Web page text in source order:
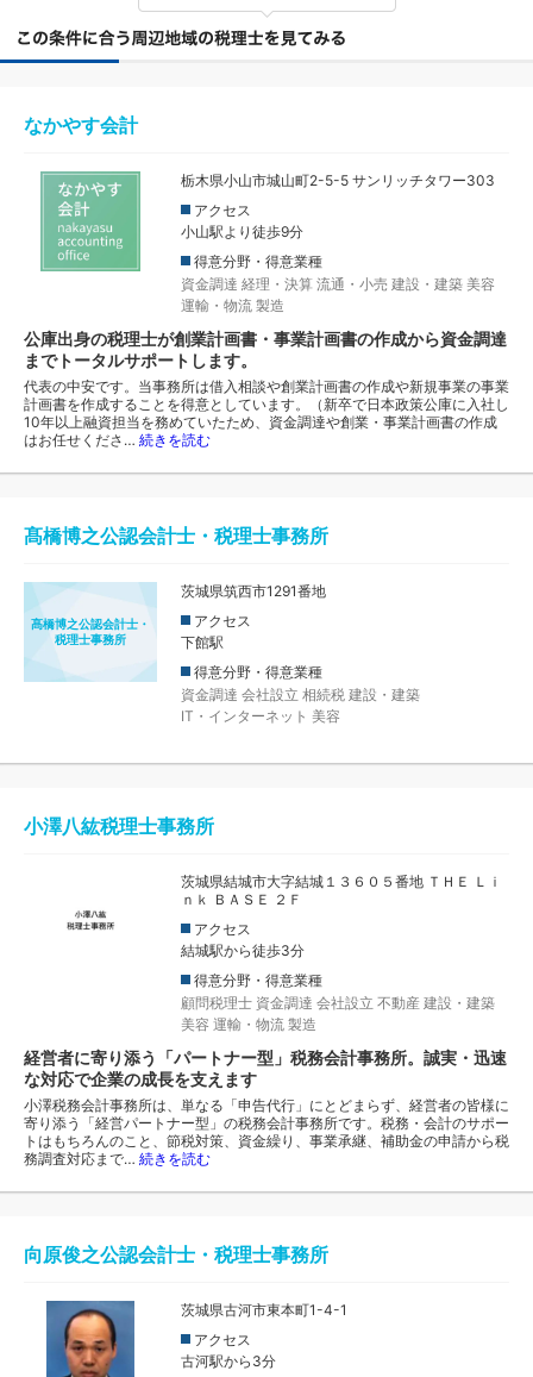
なかやす会計
栃木県小山市城山町2-5-5 サンリッチタワー303
アクセス
小山駅より徒歩9分
得意分野・得意業種
資金調達 経理・決算 流通・小売 建設・建築 美容
運輸・物流 製造
公庫出身の税理士が創業計画書・事業計画書の作成から資金調達
までトータルサポートします。
代表の中安です。当事務所は借入相談や創業計画書の作成や新規事業の事業
計画書を作成することを得意としています。（新卒で日本政策公庫に入社し
10年以上融資担当を務めていたため、資金調達や創業・事業計画書の作成
はお任せくださ… 続きを読む
髙橋博之公認会計士・税理士事務所
髙橋博之公認会計士・
税理士事務所
茨城県筑西市1291番地
アクセス
下館駅
得意分野・得意業種
資金調達 会社設立 相続税 建設・建築
IT・インターネット 美容
小澤八紘税理士事務所
茨城県結城市大字結城１３６０５番地 ＴＨＥ Ｌｉ
ｎｋ ＢＡＳＥ ２Ｆ
アクセス
結城駅から徒歩3分
得意分野・得意業種
顧問税理士 資金調達 会社設立 不動産 建設・建築
美容 運輸・物流 製造
経営者に寄り添う「パートナー型」税務会計事務所。誠実・迅速
な対応で企業の成長を支えます
小澤税務会計事務所は、単なる「申告代行」にとどまらず、経営者の皆様に
寄り添う「経営パートナー型」の税務会計事務所です。税務・会計のサポー
トはもちろんのこと、節税対策、資金繰り、事業承継、補助金の申請から税
務調査対応まで… 続きを読む
向原俊之公認会計士・税理士事務所
茨城県古河市東本町1-4-1
アクセス
古河駅から3分